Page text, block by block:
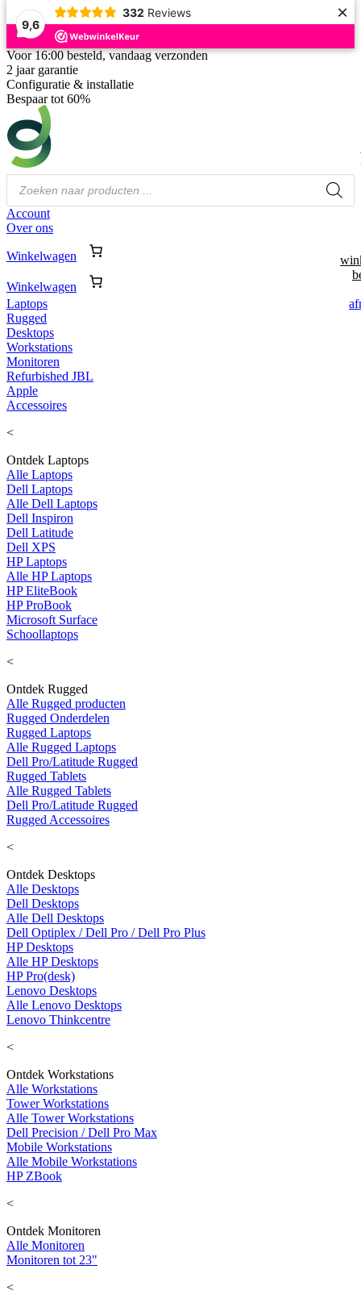
9,6
332 Reviews ×
Voor 16:00 besteld, vandaag verzonden
2 jaar garantie
Configuratie & installatie
Bespaar tot 60%
Producten
zoeken
Account
Over ons
Winkelwagen
Winkelwagen
Laptops
Rugged
Desktops
Workstations
Monitoren
Refurbished JBL
Apple
Accessoires
<
Ontdek Laptops
Alle Laptops
Dell Laptops
Alle Dell Laptops
Dell Inspiron
Dell Latitude
Dell XPS
HP Laptops
Alle HP Laptops
HP EliteBook
HP ProBook
Microsoft Surface
Schoollaptops
<
Ontdek Rugged
Alle Rugged producten
Rugged Onderdelen
Rugged Laptops
Alle Rugged Laptops
Dell Pro/Latitude Rugged
Rugged Tablets
Alle Rugged Tablets
Dell Pro/Latitude Rugged
Rugged Accessoires
<
Ontdek Desktops
Alle Desktops
Dell Desktops
Alle Dell Desktops
Dell Optiplex / Dell Pro / Dell Pro Plus
HP Desktops
Alle HP Desktops
HP Pro(desk)
Lenovo Desktops
Alle Lenovo Desktops
Lenovo Thinkcentre
<
Ontdek Workstations
Alle Workstations
Tower Workstations
Alle Tower Workstations
Dell Precision / Dell Pro Max
Mobile Workstations
Alle Mobile Workstations
HP ZBook
<
Ontdek Monitoren
Alle Monitoren
Monitoren tot 23"
<